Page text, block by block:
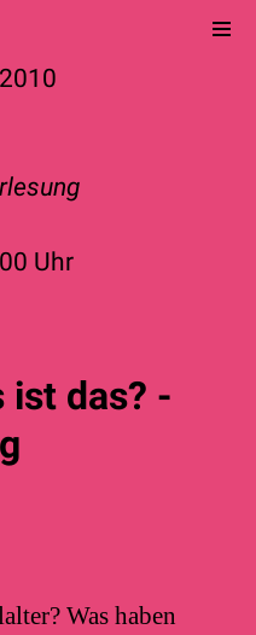
Uhr
ist das? -
Was haben